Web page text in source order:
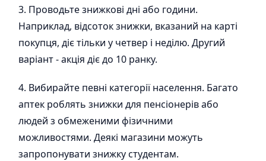
3. Проводьте знижкові дні або години.
Наприклад, відсоток знижки, вказаний на карті
покупця, діє тільки у четвер і неділю. Другий
варіант - акція діє до 10 ранку.
4. Вибирайте певні категорії населення. Багато
аптек роблять знижки для пенсіонерів або
людей з обмеженими фізичними
можливостями. Деякі магазини можуть
запропонувати знижку студентам.